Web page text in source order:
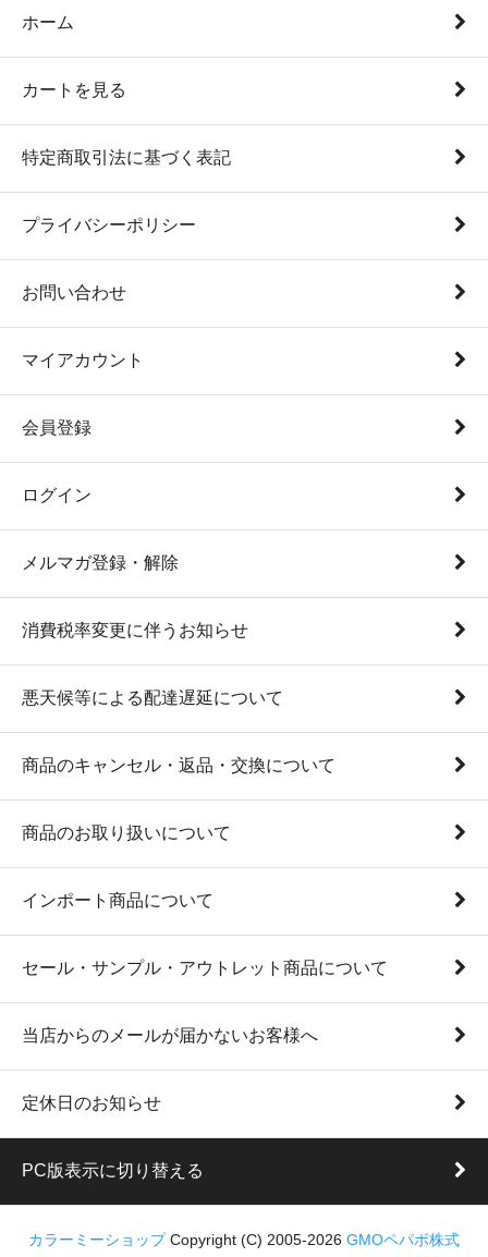
ホーム
カートを見る
特定商取引法に基づく表記
プライバシーポリシー
お問い合わせ
マイアカウント
会員登録
ログイン
メルマガ登録・解除
消費税率変更に伴うお知らせ
悪天候等による配達遅延について
商品のキャンセル・返品・交換について
商品のお取り扱いについて
インポート商品について
セール・サンプル・アウトレット商品について
当店からのメールが届かないお客様へ
定休日のお知らせ
PC版表示に切り替える
カラーミーショップ Copyright (C) 2005-2026 GMOペパボ株式